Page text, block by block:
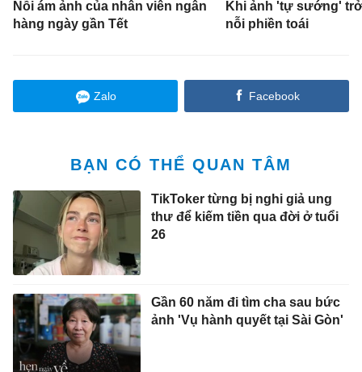
Nỗi ám ảnh của nhân viên ngân
hàng ngày gần Tết
Khi ảnh 'tự sướng'
nỗi phiền toái
Zalo Facebook
BẠN CÓ THỂ QUAN TÂM
TikToker từng bị nghi giả ung
thư để kiếm tiền qua đời ở tuổi
26
Gần 60 năm đi tìm cha sau bức
ảnh 'Vụ hành quyết tại Sài Gòn'